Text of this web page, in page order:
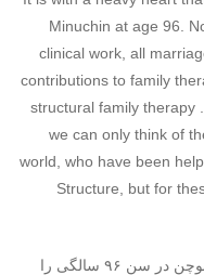
Minuchin at age 96.
clinical work, all
contributions to family
structural family therapy
we can only think of
world, who have been
Structure, but for
با قلبی سنگین از درد درگذشت سالوادر مینوچن در سن ۹۶ سالگی را